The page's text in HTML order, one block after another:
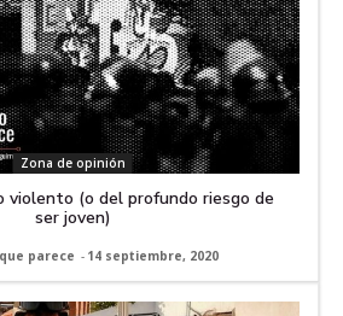
Zona de opinión
violento (o del profundo riesgo de
ser joven)
parece - 14 septiembre, 2020